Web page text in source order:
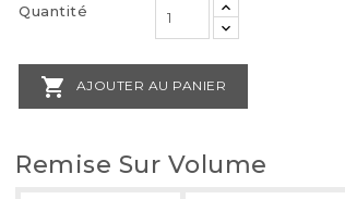
Quantité
 AJOUTER AU PANIER
Remise Sur Volume